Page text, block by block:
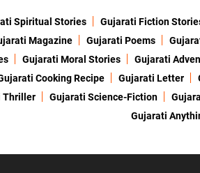
Spiritual Stories Gujarati Fiction
Magazine Gujarati Poems
Gujarati Moral Stories Gujarati
Cooking Recipe Gujarati Letter
Thriller Gujarati Science-Fiction
Gujarati